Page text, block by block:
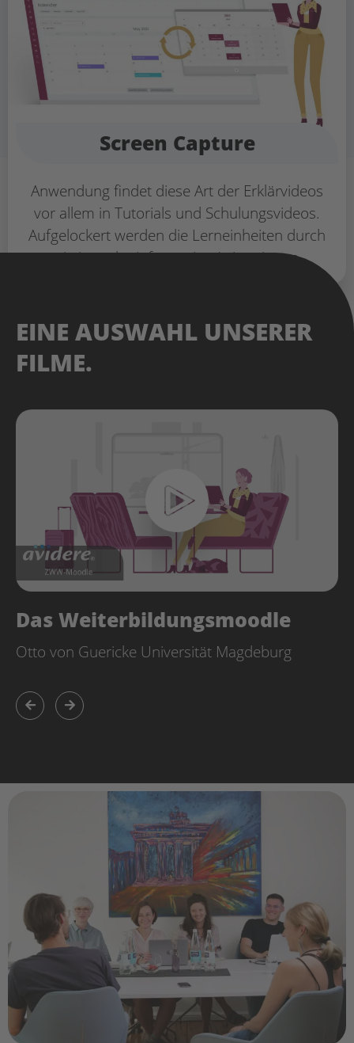
Screen Capture
Anwendung findet diese Art der Erklärvideos
vor allem in Tutorials und Schulungsvideos.
Aufgelockert werden die Lerneinheiten durch
witzige oder informative Animationen.
EINE AUSWAHL UNSERER
FILME.
Das Weiterbildungsmoodle
Otto von Guericke Universität Magdeburg